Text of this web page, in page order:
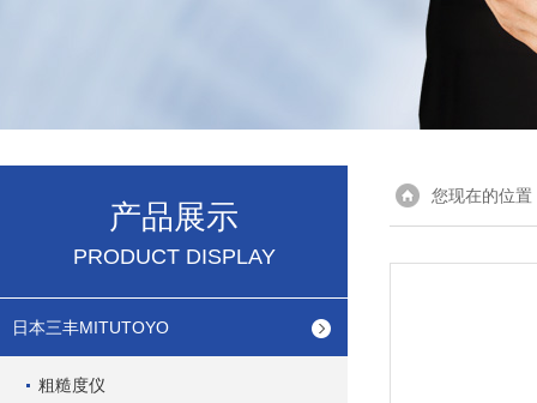
产品展示
PRODUCT DISPLAY
日本三丰MITUTOYO
粗糙度仪
您现在的位置